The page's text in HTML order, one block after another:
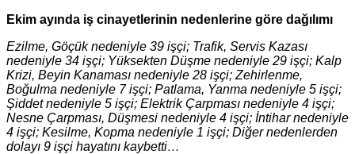
Ekim ayında iş cinayetlerinin nedenlerine göre dağılımı
Ezilme, Göçük nedeniyle 39 işçi; Trafik, Servis Kazası
nedeniyle 34 işçi; Yüksekten Düşme nedeniyle 29 işçi; Kalp
Krizi, Beyin Kanaması nedeniyle 28 işçi; Zehirlenme,
Boğulma nedeniyle 7 işçi; Patlama, Yanma nedeniyle 5 işçi;
Şiddet nedeniyle 5 işçi; Elektrik Çarpması nedeniyle 4 işçi;
Nesne Çarpması, Düşmesi nedeniyle 4 işçi; İntihar nedeniyle
4 işçi; Kesilme, Kopma nedeniyle 1 işçi; Diğer nedenlerden
dolayı 9 işçi hayatını kaybetti…